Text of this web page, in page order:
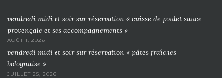
vendredi midi et soir sur réservation « cuisse de poulet sauce
provençale et ses accompagnements »
AOÛT 1, 2026
vendredi midi et soir sur réservation « pâtes fraîches
bolognaise »
JUILLET 25, 2026